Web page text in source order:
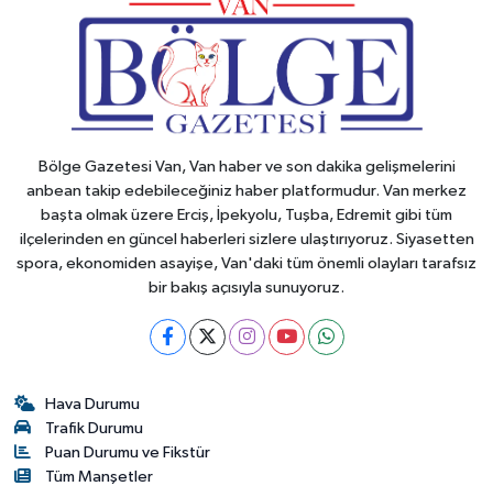
Bölge Gazetesi Van, Van haber ve son dakika gelişmelerini
anbean takip edebileceğiniz haber platformudur. Van merkez
başta olmak üzere Erciş, İpekyolu, Tuşba, Edremit gibi tüm
ilçelerinden en güncel haberleri sizlere ulaştırıyoruz. Siyasetten
spora, ekonomiden asayişe, Van'daki tüm önemli olayları tarafsız
bir bakış açısıyla sunuyoruz.
Hava Durumu
Trafik Durumu
Puan Durumu ve Fikstür
Tüm Manşetler